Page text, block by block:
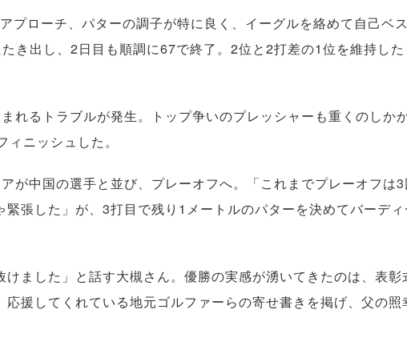
プローチ、パターの調子が特に良く、イーグルを絡めて自己ベ
き出し、2日目も順調に67で終了。2位と2打差の1位を維持し
れるトラブルが発生。トップ争いのプレッシャーも重くのしか
ニッシュした。
が中国の選手と並び、プレーオフへ。「これまでプレーオフは3
張した」が、3打目で残り1メートルのパターを決めてバーデ
ました」と話す大槻さん。優勝の実感が湧いてきたのは、表彰
援してくれている地元ゴルファーらの寄せ書きを掲げ、父の照